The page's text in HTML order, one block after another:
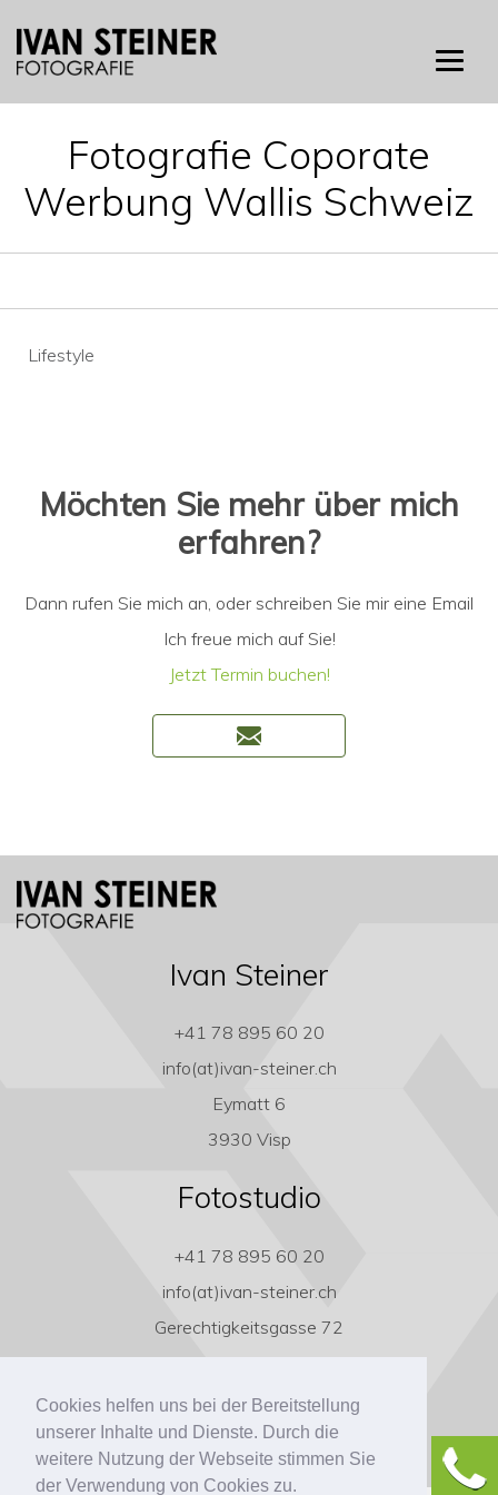
Cookies helfen uns bei der Bereitstellung
unserer Inhalte und Dienste. Durch die
weitere Nutzung der Webseite stimmen Sie
der Verwendung von Cookies zu.
Fotografie Coporate
Werbung Wallis Schweiz
Beitragsnavigation
Lifestyle
Möchten Sie mehr über mich
erfahren?
Dann rufen Sie mich an, oder schreiben Sie mir eine Email
Ich freue mich auf Sie!
Jetzt Termin buchen!
Ivan Steiner
+41 78 895 60 20
info(at)ivan-steiner.ch
Eymatt 6
3930 Visp
Fotostudio
+41 78 895 60 20
info(at)ivan-steiner.ch
Gerechtigkeitsgasse 72
3011 Bern